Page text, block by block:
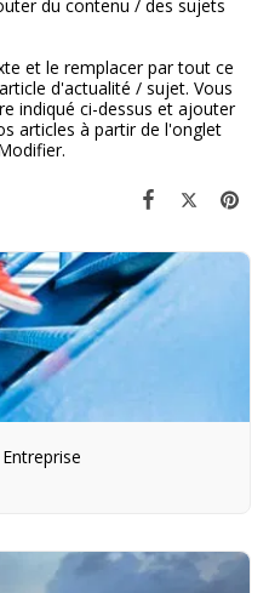
du contenu / des sujets
et le remplacer par tout ce
d'actualité / sujet. Vous
indiqué ci-dessus et ajouter
articles à partir de l'onglet